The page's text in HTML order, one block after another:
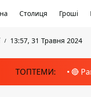
Столиця Гроші
13:57, 31 Травня 2024
ТОПТЕМИ: 🔴